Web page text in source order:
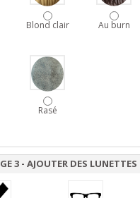
Blond clair Au burn
Rasé
3 - AJOUTER DES LUNETTES